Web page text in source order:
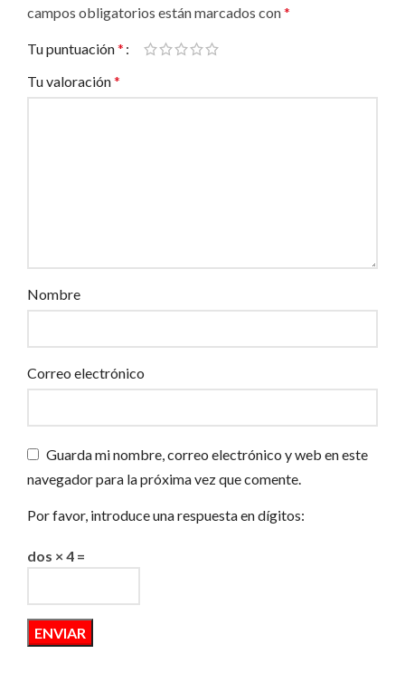
campos obligatorios están marcados con*
Tu puntuación*
Tu valoración*
Nombre
Correo electrónico
Guarda mi nombre, correo electrónico y web en este
navegador para la próxima vez que comente.
Por favor, introduce una respuesta en dígitos:
dos × 4 =